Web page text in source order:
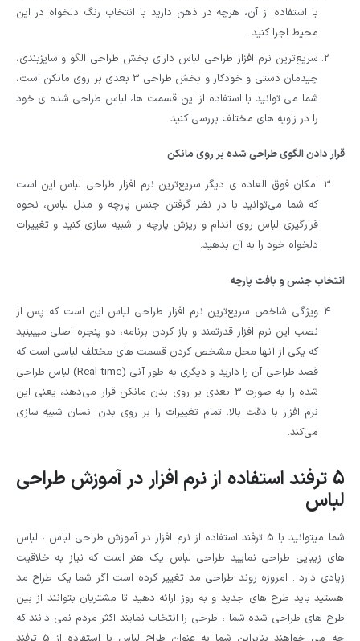
با استفاده از آن، هرچه در ذهن دارید با انتخاب رنگ دلخواه در این
محیط اجرا کنید.
سریع‌ترین نرم‌ افزار طراحی لباس دارای بخش طراحی الگو و سایزبندی،
چیدمان دستی و خودکار و بخش طراحی 3 بعدی بر روی مانکن است،
شما می توانید با استفاده از این قسمت ها، لباس طراحی شده ی خود
را در زاویه های مختلف بررسی کنید.
قرار دادن الگوی طراحی شده بر روی مانکن
امکان فوق العاده ی دیگر سریع‌ترین نرم‌ افزار طراحی لباس این است
که شما می‌توانید با در نظر گرفتن جنس پارچه و مدل لباس، نحوه
قرارگیری لباس روی اندام و ریزش پارچه را شبیه سازی کنید و تغییرات
دلخواه خود را به آن بدهید.
انتخاب جنس و بافت پارچه
ویژگی شاخص سریع‌ترین نرم ‌افزار طراحی لباس این است که پس از
نصب این نرم ‌افزار قدرتمند و باز کردن برنامه، دو پنجره اصلی میبینید
که یکی از آنها محل مشخص کردن قسمت های مختلف لباسی است که
قصد طراحی آن را دارید و دیگری به طور آنی (Real time) لباس طراحی
شده را به صورت 3 بعدی بر روی بدن مانکن قرار می‌دهد، یعنی این
نرم‌ افزار با دقت بالا، تمام تغییرات را بر روی بدن انسان شبیه سازی
می‌کند.
5 ترفند استفاده از نرم افزار در آموزش طراحی
لباس
شما میتوانید با 5 ترفند استفاده از نرم افزار در آموزش طراحی لباس ، لباس
های زیبایی طراحی نمایید طراحی لباس یک هنر است که نیاز به خلاقیت
زیادی دارد . امروزه روند طراحی مد تغییر کرده است اگر شما یک طراح مد
هستید باید طرح های جدید و به روز ارائه دهید تا مشتریان بتوانند از بین
طرح های طراحی شده شما ، طرحی را انتخاب نمایند اکثر مردم نمی دانند که